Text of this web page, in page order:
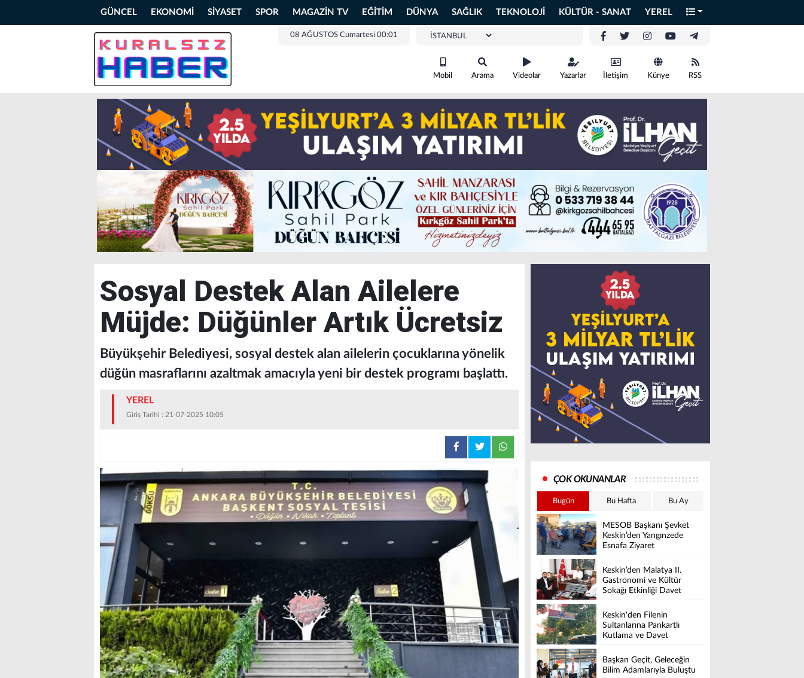
GÜNCEL EKONOMİ SİYASET SPOR MAGAZİN TV EĞİTİM DÜNYA SAĞLIK TEKNOLOJİ KÜLTÜR - SANAT YEREL
08 AĞUSTOS Cumartesi 00:01
Mobil Arama Videolar Yazarlar İletişim Künye RSS
Sosyal Destek Alan Ailelere
Müjde: Düğünler Artık Ücretsiz
Büyükşehir Belediyesi, sosyal destek alan ailelerin çocuklarına yönelik
düğün masraflarını azaltmak amacıyla yeni bir destek programı başlattı.
YEREL
Giriş Tarihi : 21-07-2025 10:05
ÇOK OKUNANLAR
Bugün Bu Hafta Bu Ay
MESOB Başkanı Şevket
Keskin’den Yangınzede
Esnafa Ziyaret
Keskin’den Malatya II.
Gastronomi ve Kültür
Sokağı Etkinliği Davet
Keskin'den Filenin
Sultanlarına Pankartlı
Kutlama ve Davet
Başkan Geçit, Geleceğin
Bilim Adamlarıyla Buluştu